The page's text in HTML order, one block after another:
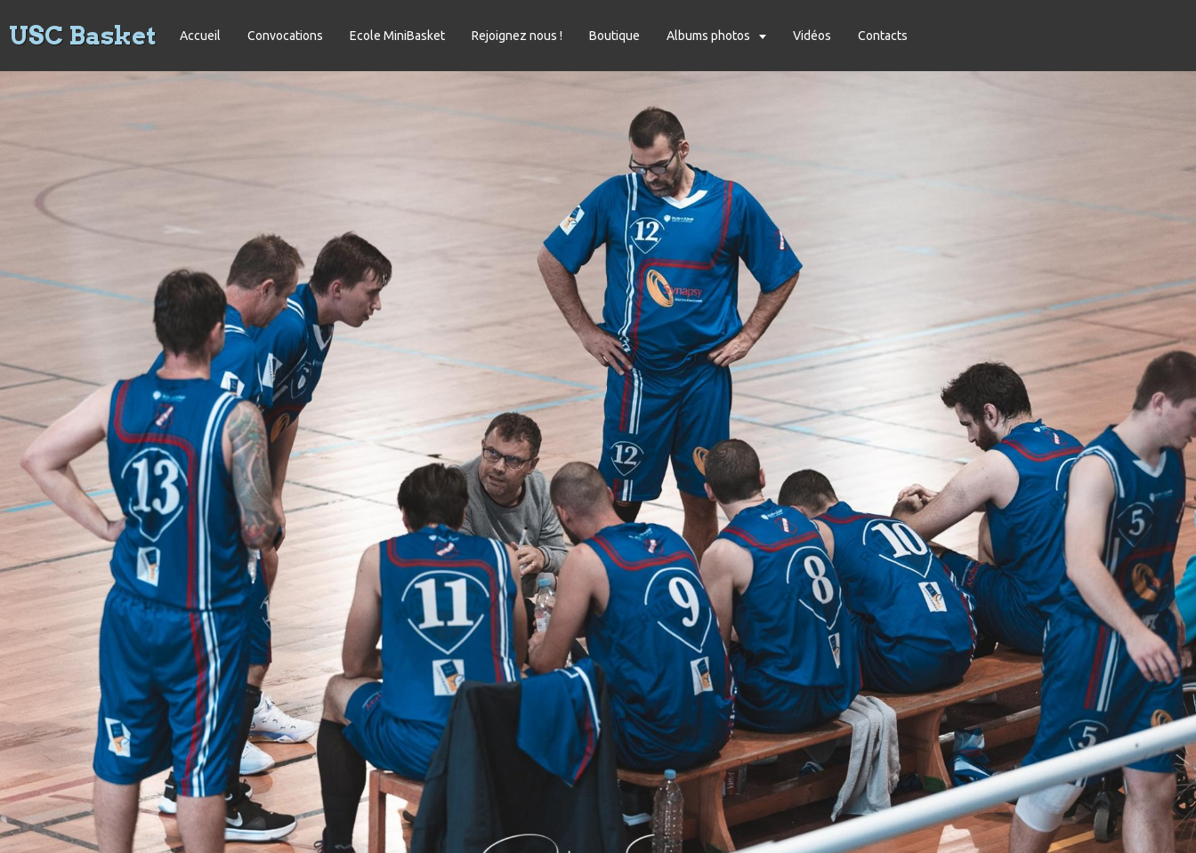
USC Basket Accueil Convocations Ecole MiniBasket Rejoignez nous ! Boutique Albums photos Vidéos Contacts